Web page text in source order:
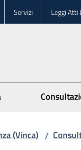
Servizi Leggi Atti
(Vinca) /